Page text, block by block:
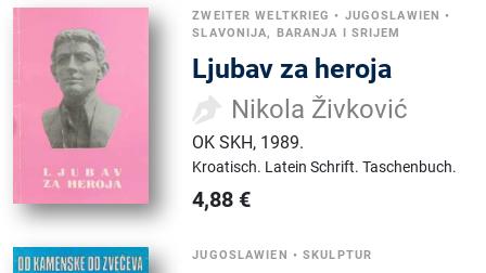
ZWEITER WELTKRIEG • JUGOSLAWIEN •
SLAVONIJA, BARANJA I SRIJEM
Ljubav za heroja
Nikola Živković
OK SKH, 1989.
Kroatisch. Latein Schrift.Taschenbuch.
4,88 €
JUGOSLAWIEN •SKULPTUR